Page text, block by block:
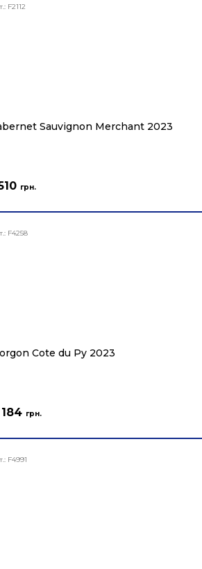
F2112
Sauvignon Merchant 2023
грн.
F4258
Cote du Py 2023
грн.
F4991